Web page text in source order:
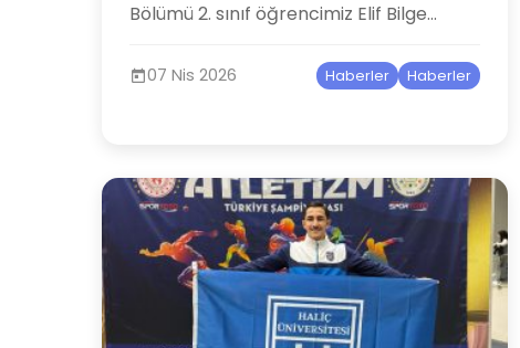
Bölümü 2. sınıf öğrencimiz Elif Bilge...
07 Nis 2026 Haberler Haberler